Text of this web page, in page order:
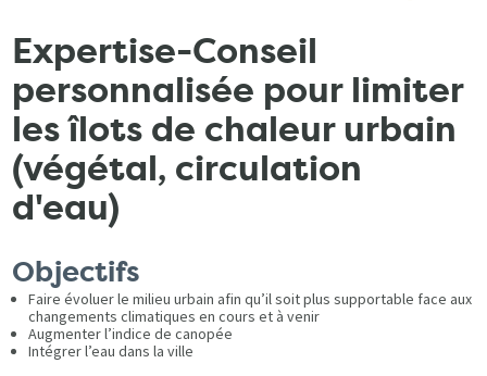
Expertise-Conseil
personnalisée pour limiter
les îlots de chaleur urbain
(végétal, circulation
d'eau)
Objectifs
Faire évoluer le milieu urbain afin qu’il soit plus supportable face aux
changements climatiques en cours et à venir
Augmenter l’indice de canopée
Intégrer l’eau dans la ville